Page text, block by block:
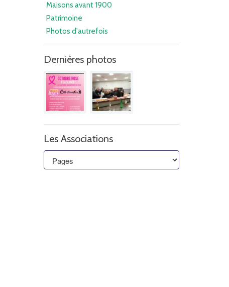
Maisons avant 1900
Patrimoine
Photos d'autrefois
Dernières photos
Les Associations